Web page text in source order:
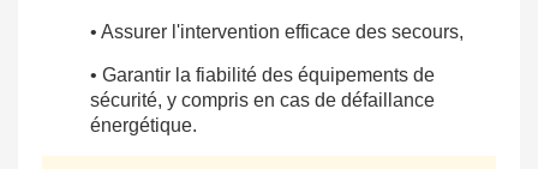
• Assurer l'intervention efficace des secours,
• Garantir la fiabilité des équipements de
sécurité, y compris en cas de défaillance
énergétique.